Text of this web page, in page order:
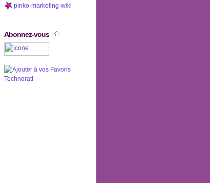
pinko-marketing-wiki
Abonnez-vous